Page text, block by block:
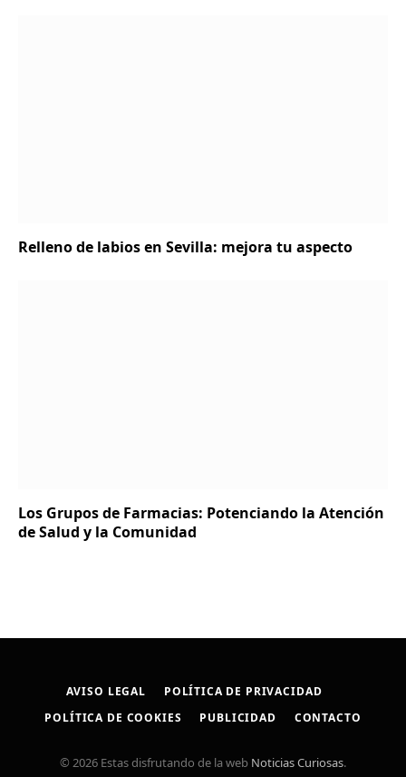
Relleno de labios en Sevilla: mejora tu aspecto
Los Grupos de Farmacias: Potenciando la Atención
de Salud y la Comunidad
AVISO LEGAL
POLÍTICA DE PRIVACIDAD
POLÍTICA DE COOKIES
PUBLICIDAD CONTACTO
© 2026 Estas disfrutando de la web Noticias Curiosas.